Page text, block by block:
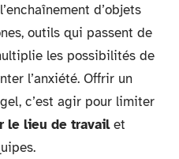
d’objets
outils qui passent de
les possibilités de
l’anxiété. Offrir un
c’est agir pour limiter
le lieu de travailet